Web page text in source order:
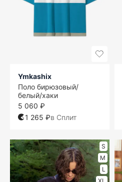
Ymkashix
Поло бирюзовый/
белый/хаки
5 060 ₽
1 265 ₽в Сплит
S
M
L